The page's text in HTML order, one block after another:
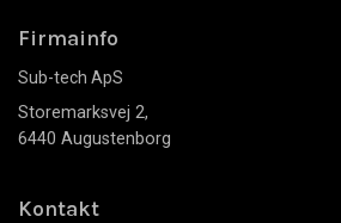
Firmainfo
Sub-tech ApS
Storemarksvej 2,
6440 Augustenborg
Kontakt